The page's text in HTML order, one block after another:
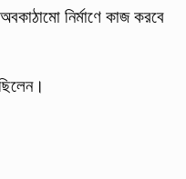
নির্মাণে কাজ করবে